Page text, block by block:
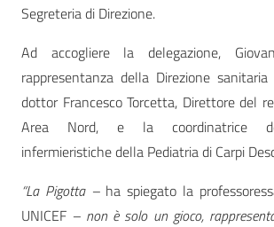
Segreteria di Direzione.
Ad accogliere la delegazione,
rappresentanza della Direzione
dottor Francesco Torcetta, Direttore del
Area Nord, e la coordinatrice
infermieristiche della Pediatria di Carpi
“La Pigotta – ha spiegato la
UNICEF – non è solo un gioco,